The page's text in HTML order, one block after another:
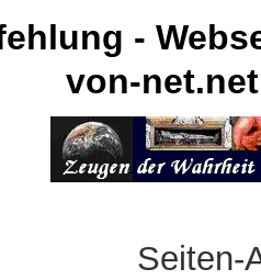
-
von-net.net
Seiten-